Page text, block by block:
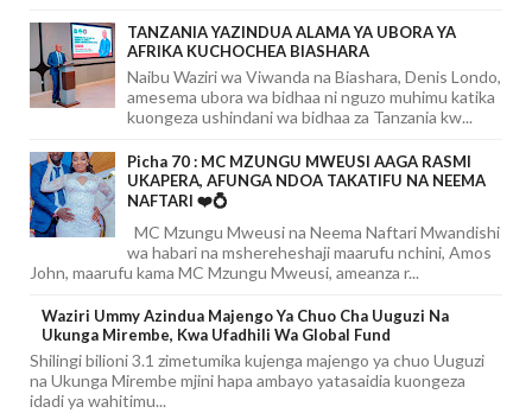
TANZANIA YAZINDUA ALAMA YA UBORA YA
AFRIKA KUCHOCHEA BIASHARA
Naibu Waziri wa Viwanda na Biashara, Denis Londo,
amesema ubora wa bidhaa ni nguzo muhimu katika
kuongeza ushindani wa bidhaa za Tanzania kw...
Picha 70 : MC MZUNGU MWEUSI AAGA RASMI
UKAPERA, AFUNGA NDOA TAKATIFU NA NEEMA
NAFTARI ❤️💍
MC Mzungu Mweusi na Neema Naftari Mwandishi
wa habari na mshereheshaji maarufu nchini, Amos
John, maarufu kama MC Mzungu Mweusi, ameanza r...
Waziri Ummy Azindua Majengo Ya Chuo Cha Uuguzi Na
Ukunga Mirembe, Kwa Ufadhili Wa Global Fund
Shilingi bilioni 3.1 zimetumika kujenga majengo ya chuo Uuguzi
na Ukunga Mirembe mjini hapa ambayo yatasaidia kuongeza
idadi ya wahitimu...